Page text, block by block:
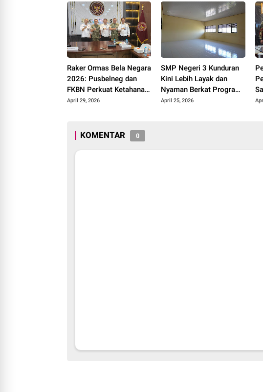
Raker Ormas Bela Negara
2026: Pusbelneg dan
FKBN Perkuat Ketahanan
Pangan Nasional
April 29, 2026
SMP Negeri 3 Kunduran
Kini Lebih Layak dan
Nyaman Berkat Program
Revitalisasi Sekolah dari
April 25, 2026
KOMENTAR 0